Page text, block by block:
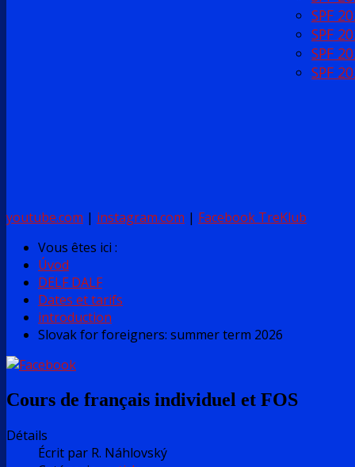
SPF
SPF
SPF
SPF
youtube.com | instagram.com | Facebook TreKlub
Vous êtes ici :
Úvod
DELF DALF
Dates et tarifs
introduction
Slovak for foreigners: summer term 2026
Cours de français individuel et FOS
Détails
Écrit par R. Náhlovský